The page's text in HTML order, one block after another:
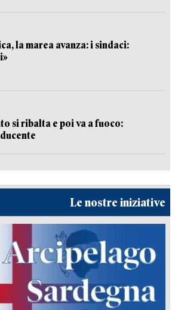
la marea avanza: i sindaci:
si ribalta e poi va a fuoco:
Le nostre iniziative